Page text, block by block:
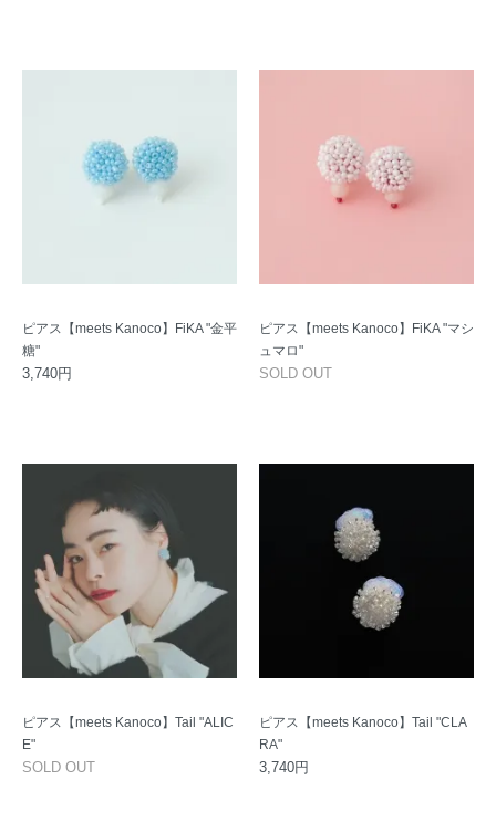
ピアス【meets Kanoco】FiKA "金平
糖"
3,740円
ピアス【meets Kanoco】FiKA "マシ
ュマロ"
SOLD OUT
ピアス【meets Kanoco】Tail "ALIC
E"
SOLD OUT
ピアス【meets Kanoco】Tail "CLA
RA"
3,740円